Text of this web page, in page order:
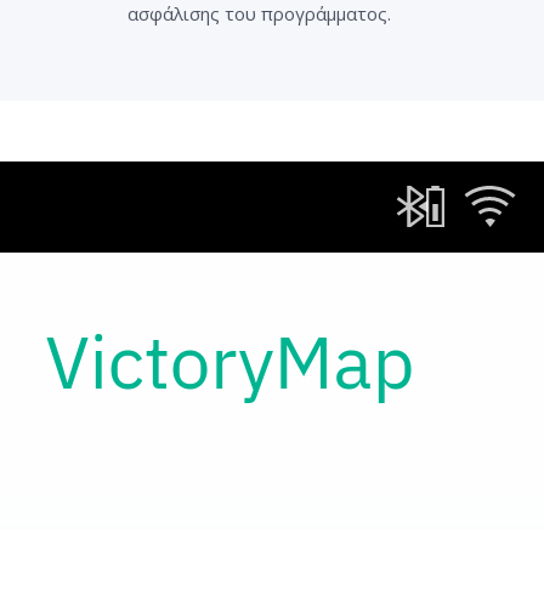
ασφάλισης του προγράμματος.